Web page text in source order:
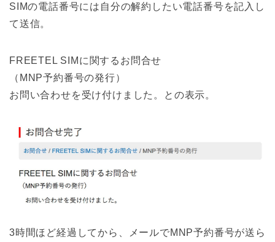
SIMの電話番号には自分の解約したい電話番号を記入し
て送信。
FREETEL SIMに関するお問合せ
（MNP予約番号の発行）
お問い合わせを受け付けました。との表示。
3時間ほど経過してから、メールでMNP予約番号が送ら